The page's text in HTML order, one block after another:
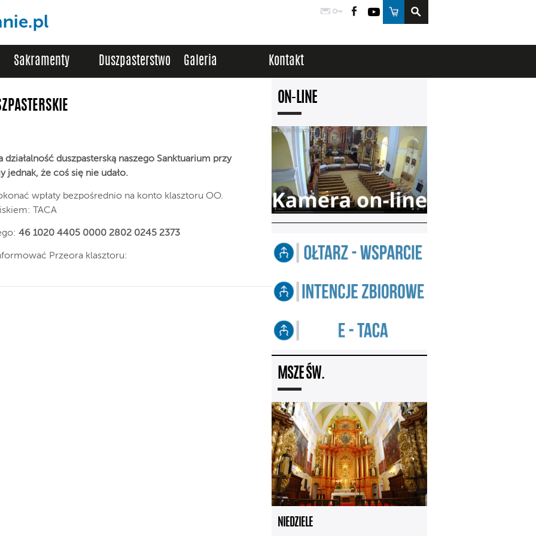
PocztaLogowanie
FacebookYouTube
Sklep
Sakramenty Duszpasterstwo Galeria Kontakt
duszpasterską naszego Sanktuarium przy
że coś się nie udało.
wpłaty bezpośrednio na konto klasztoru OO.
TACA
46 1020 4405 0000 2802 0245 2373
Przeora klasztoru:
ON-LINE
MSZE ŚW.
NIEDZIELE